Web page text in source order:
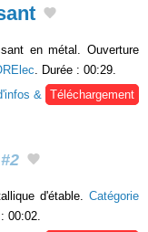
en métal. Ouverture
. Durée : 00:29.
&
Téléchargement
#2
d'étable. Catégorie
: 00:02.